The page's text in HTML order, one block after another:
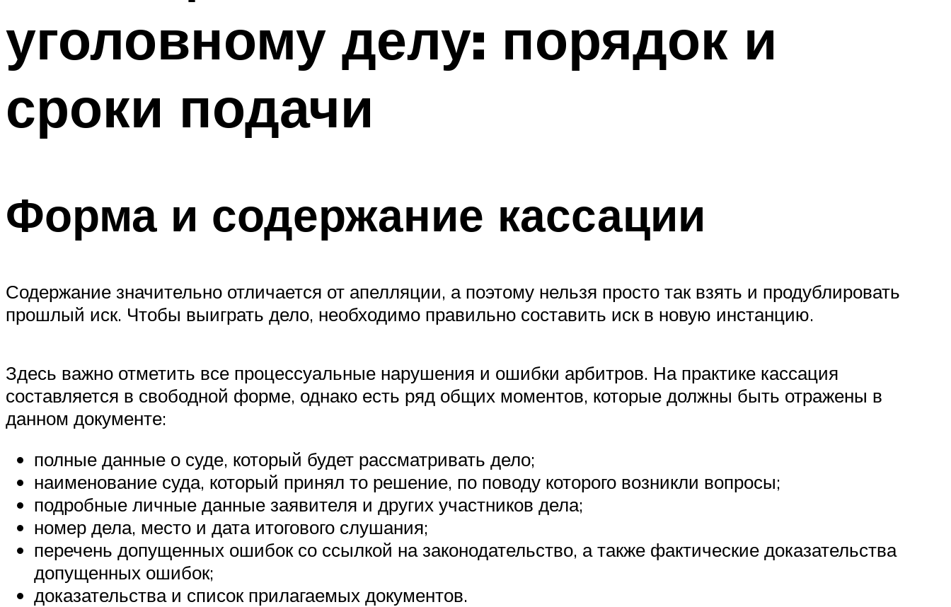
уголовному делу: порядок и
сроки подачи
Форма и содержание кассации
Содержание значительно отличается от апелляции, а поэтому нельзя просто так взять и продублировать
прошлый иск. Чтобы выиграть дело, необходимо правильно составить иск в новую инстанцию.
Здесь важно отметить все процессуальные нарушения и ошибки арбитров. На практике кассация
составляется в свободной форме, однако есть ряд общих моментов, которые должны быть отражены в
данном документе:
полные данные о суде, который будет рассматривать дело;
наименование суда, который принял то решение, по поводу которого возникли вопросы;
подробные личные данные заявителя и других участников дела;
номер дела, место и дата итогового слушания;
перечень допущенных ошибок со ссылкой на законодательство, а также фактические доказательства
допущенных ошибок;
доказательства и список прилагаемых документов.